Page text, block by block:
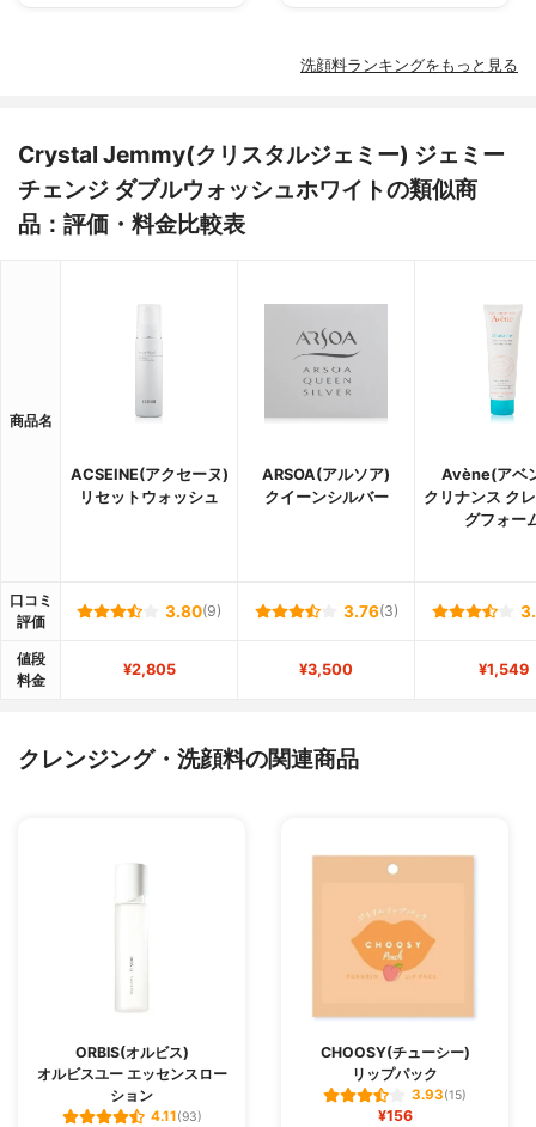
洗顔料ランキングをもっと見る
Crystal Jemmy(クリスタルジェミー) ジェミー
チェンジ ダブルウォッシュホワイトの類似商
品：評価・料金比較表
商品名
ACSEINE(アクセーヌ)
リセットウォッシュ
ARSOA(アルソア)
クイーンシルバー
Avène(アベ
クリナンス ク
グフォー
口コミ
評価
3.80(9) 3.76(3)
値段
料金
¥2,805 ¥3,500 ¥1,549
クレンジング・洗顔料の関連商品
ORBIS(オルビス)
オルビスユー エッセンスロー
ション
4.11(93)
CHOOSY(チューシー)
リップパック
3.93(15)
¥156